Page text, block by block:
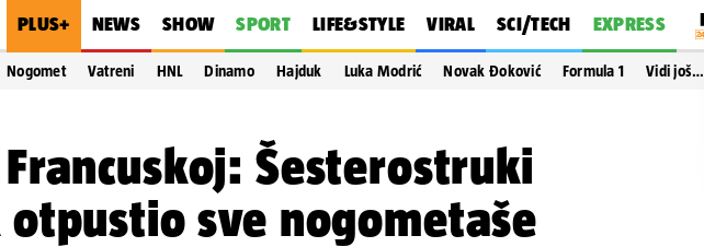
PLUS+ NEWS SHOW SPORT LIFE&STYLE VIRAL SCI/TECH EXPRESS
Nogomet Vatreni HNL Dinamo Hajduk Luka Modrić Novak Đoković Formula 1 Vidi još…
Šesterostruki
sve nogometaše